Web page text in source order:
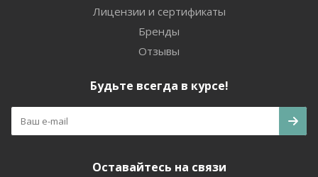
Лицензии и сертификаты
Бренды
Отзывы
Будьте всегда в курсе!
Оставайтесь на связи